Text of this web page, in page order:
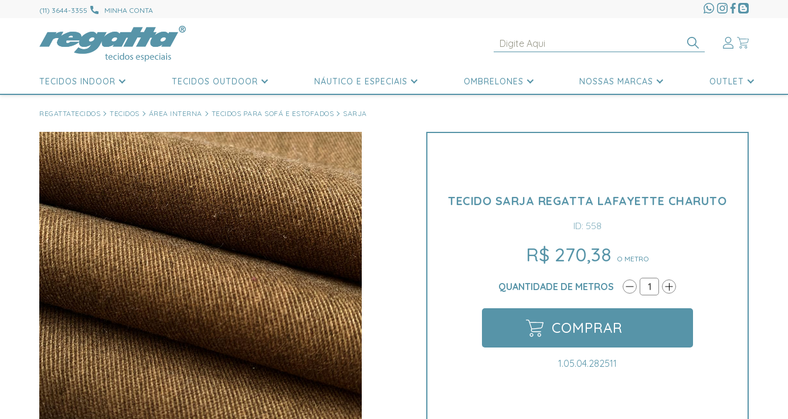
(11) 3644-3355 MINHA CONTA
TECIDOS INDOOR TECIDOS OUTDOOR NÁUTICO E ESPECIAIS OMBRELONES NOSSAS MARCAS OUTLET
REGATTATECIDOS TECIDOS ÁREA INTERNA TECIDOS PARA SOFÁ E ESTOFADOS SARJA
TECIDO SARJA REGATTA LAFAYETTE CHARUTO
ID: 558
R$ 270,38 O METRO
QUANTIDADE DE METROS 1
COMPRAR
1.05.04.282511